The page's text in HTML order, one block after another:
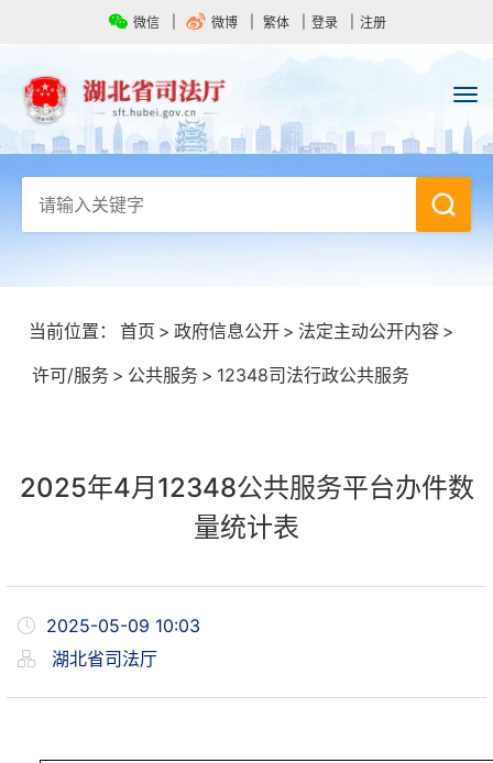
微信 微博 繁体 登录 注册
当前位置： 首页 > 政府信息公开 > 法定主动公开内容 >
许可/服务 > 公共服务 > 12348司法行政公共服务
2025年4月12348公共服务平台办件数
量统计表
2025-05-09 10:03
湖北省司法厅